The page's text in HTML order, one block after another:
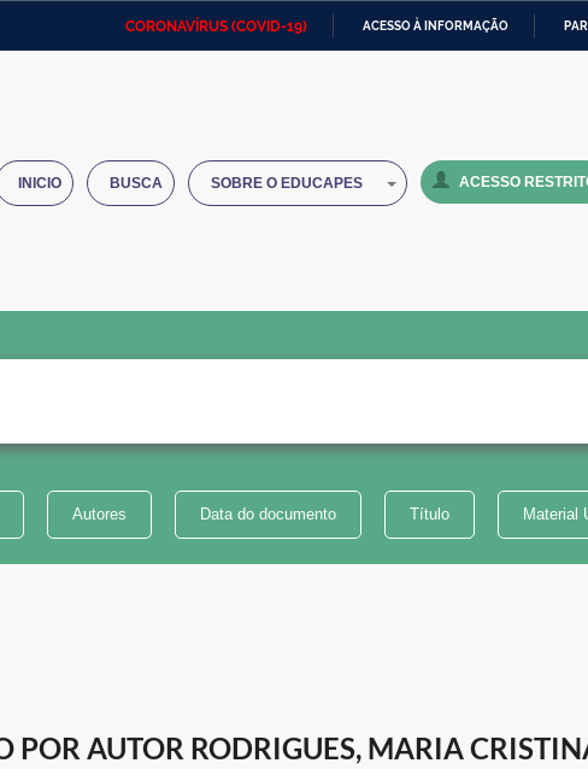
CORONAVÍRUS (COVID-19) ACESSO À INFORMAÇÃO
Ministério das Relações
Ministério
INICIO BUSCA SOBRE O EDUCAPES ACESSO
Autores Data do documento Título Material
POR AUTOR RODRIGUES, MARIA